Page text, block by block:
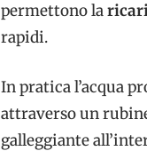
permettono la
rapidi.
In pratica l’acqua
attraverso un
galleggiante